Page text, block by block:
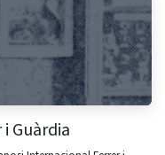
Guàrdia